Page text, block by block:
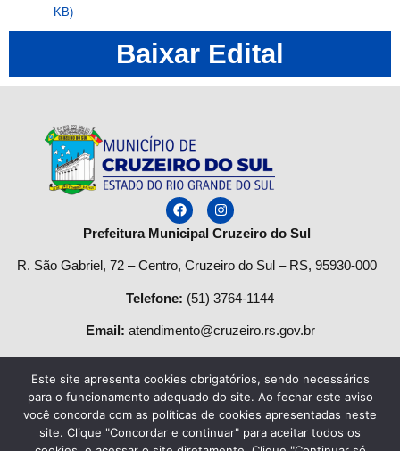
KB)
Baixar Edital
Prefeitura Municipal Cruzeiro do Sul
R. São Gabriel, 72 – Centro, Cruzeiro do Sul – RS, 95930-000
Telefone: (51) 3764-1144
Email: atendimento@cruzeiro.rs.gov.br
Segunda a quinta-feira:
Das08h às 12h e das13:30h às 17h.
Este site apresenta cookies obrigatórios, sendo necessários
para o funcionamento adequado do site. Ao fechar este aviso
você concorda com as políticas de cookies apresentadas neste
site. Clique "Concordar e continuar" para aceitar todos os